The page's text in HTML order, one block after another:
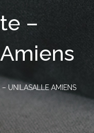
–
UNILASALLE AMIENS